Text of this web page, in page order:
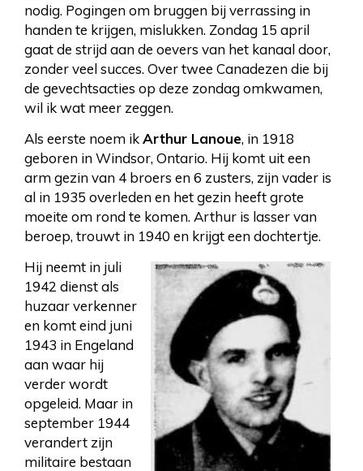
nodig. Pogingen om bruggen bij verrassing in
handen te krijgen, mislukken. Zondag 15 april
gaat de strijd aan de oevers van het kanaal door,
zonder veel succes. Over twee Canadezen die bij
de gevechtsacties op deze zondag omkwamen,
wil ik wat meer zeggen.
Als eerste noem ikArthur Lanoue, in 1918
geboren in Windsor, Ontario. Hij komt uit een
arm gezin van 4 broers en 6 zusters, zijn vader is
al in 1935 overleden en het gezin heeft grote
moeite om rond te komen. Arthur is lasser van
beroep, trouwt in 1940 en krijgt een dochtertje.
Hij neemt in juli
1942 dienst als
huzaar verkenner
en komt eind juni
1943 in Engeland
aan waar hij
verder wordt
opgeleid. Maar in
september 1944
verandert zijn
militaire bestaan